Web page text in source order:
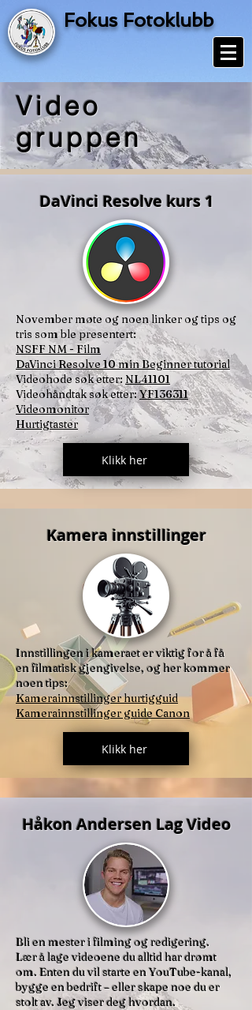
Fokus Fotoklubb
Video
gruppen
DaVinci Resolve kurs 1
November møte og noen linker og tips og
tris som ble presentert:
NSFF NM - Film
DaVinci Resolve 10 min Beginner tutorial
Videohode søk etter: NL41101
Videohåndtak søk etter:YF136311
Videomonitor
Hurtigtaster
Klikk her
Kamera innstillinger
Innstillingen i kameraet er viktig for å få
en filmatisk gjengivelse, og her kommer
noen tips:
Kamerainnstillinger hurtigguid
Kamerainnstillinger guide Canon
Klikk her
Håkon Andersen Lag Video
Bli en mester i filming og redigering.
Lær å lage videoene du alltid har drømt
om. Enten du vil starte en YouTube-kanal,
bygge en bedrift – eller skape noe du er
stolt av. Jeg viser deg hvordan.